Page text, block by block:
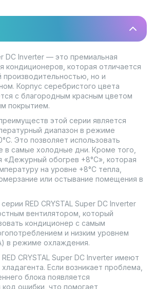
DC Inverter — это премиальная
кондиционеров, которая отличается
производительностью, но и
Корпус серебристого цвета
с благородным красным цветом
покрытием.
этой серии является
диапазон в режиме
Это позволяет использовать
в самые холодные дни. Кроме того,
«Дежурный обогрев +8°С», которая
на уровне +8°С тепла,
или остывание помещения в
RED CRYSTAL Super DC Inverter
вентилятором, который
кондиционер с самым
и низким уровнем
в режиме охлаждения.
CRYSTAL Super DC Inverter имеют
Если возникает проблема,
блока появляется
ошибки, что помогает